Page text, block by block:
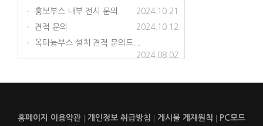
• 홍보부스 내부 전시 문의 2024.10.21
• 견적 문의 2024.10.12
•
옥타늄부스 설치 견적 문의드...
2024.08.02
홈페이지 이용약관 | 개인정보 취급방침 | 게시물 게재원칙 | PC모드